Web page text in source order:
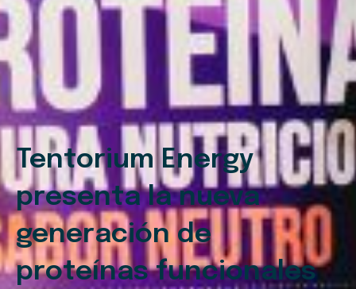
Tentorium Energy
presenta la nueva
generación de
proteínas funcionales